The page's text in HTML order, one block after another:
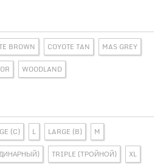
BROWN COYOTE TAN MAS GREY
WOODLAND
(C) L LARGE (B) M
TRIPLE (ТРОЙНОЙ) XL